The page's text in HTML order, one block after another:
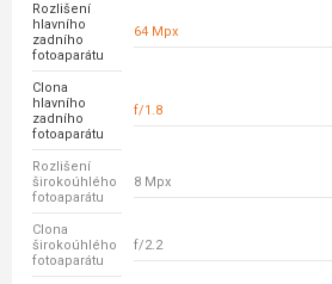
Rozlišení
hlavního
zadního
fotoaparátu
64 Mpx
Clona
hlavního
zadního
fotoaparátu
f/1.8
Rozlišení
širokoúhlého
fotoaparátu
8 Mpx
Clona
širokoúhlého
fotoaparátu
f/2.2